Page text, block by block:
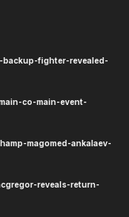
fighter-revealed-
co-main-event-
magomed-ankalaev-
reveals-return-